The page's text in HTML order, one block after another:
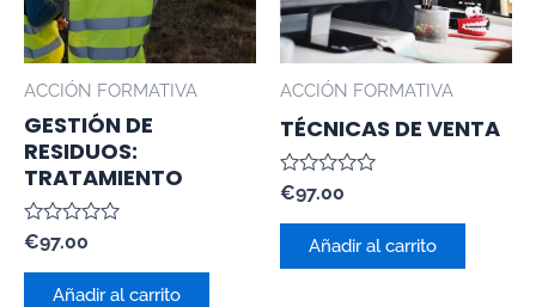
ACCIÓN FORMATIVA
GESTIÓN DE
RESIDUOS:
TRATAMIENTO
Valorado
con
0
€97.00
Añadir al carrito
ACCIÓN FORMATIVA
TÉCNICAS DE VENTA
Valorado
con
0
€97.00
Añadir al carrito